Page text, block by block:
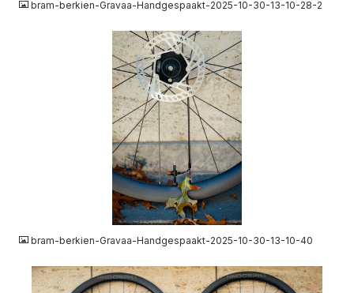
bram-berkien-Gravaa-Handgespaakt-2025-10-30-13-10-28-2
bram-berkien-Gravaa-Handgespaakt-2025-10-30-13-10-40